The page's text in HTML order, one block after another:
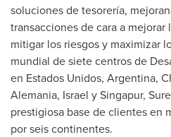
soluciones de tesorería,
transacciones de cara a
mitigar los riesgos y maximizar
mundial de siete centros de
en Estados Unidos, Argentina,
Alemania, Israel y Singapur,
prestigiosa base de clientes en
por seis continentes.